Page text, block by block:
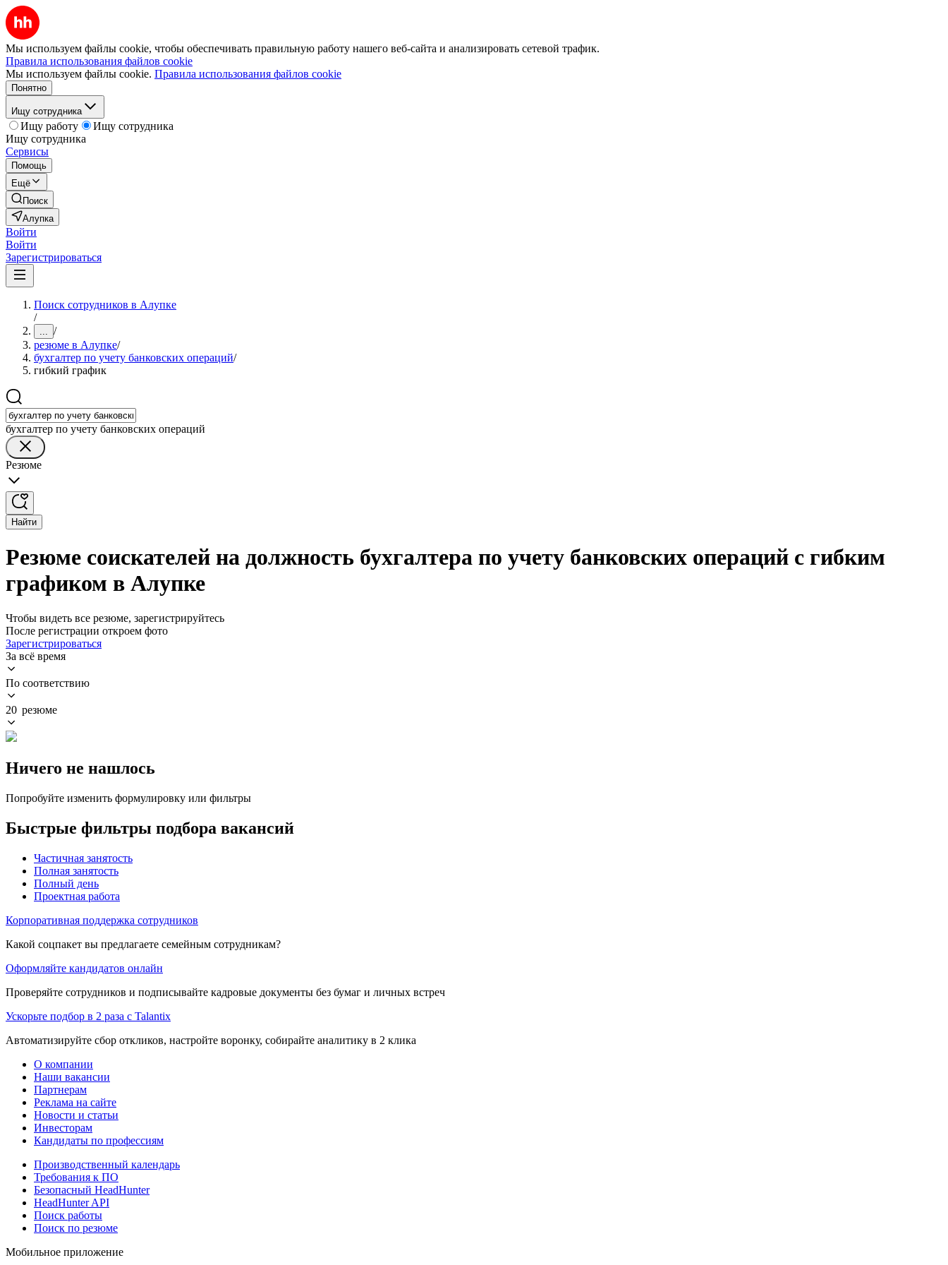
Мы используем файлы cookie, чтобы обеспечивать правильную работу нашего веб-сайта и анализировать сетевой трафик.
Правила использования файлов cookie
Мы используем файлы cookie. Правила использования файлов cookie
Понятно
Ищу сотрудника
Ищу работу
Ищу сотрудника
Ищу сотрудника
Сервисы
Помощь
Ещё
Поиск
Алупка
Войти
Войти
Зарегистрироваться
Поиск сотрудников в Алупке
/
... /
резюме в Алупке/
бухгалтер по учету банковских операций/
гибкий график
бухгалтер по учету банковских операций
Резюме
Найти
Резюме соискателей на должность бухгалтера по учету банковских операций с гибким
графиком в Алупке
Чтобы видеть все резюме, зарегистрируйтесь
После регистрации откроем фото
Зарегистрироваться
За всё время
По соответствию
20 резюме
Ничего не нашлось
Попробуйте изменить формулировку или фильтры
Быстрые фильтры подбора вакансий
Частичная занятость
Полная занятость
Полный день
Проектная работа
Корпоративная поддержка сотрудников
Какой соцпакет вы предлагаете семейным сотрудникам?
Оформляйте кандидатов онлайн
Проверяйте сотрудников и подписывайте кадровые документы без бумаг и личных встреч
Ускорьте подбор в 2 раза с Talantix
Автоматизируйте сбор откликов, настройте воронку, собирайте аналитику в 2 клика
О компании
Наши вакансии
Партнерам
Реклама на сайте
Новости и статьи
Инвесторам
Кандидаты по профессиям
Производственный календарь
Требования к ПО
Безопасный HeadHunter
HeadHunter API
Поиск работы
Поиск по резюме
Мобильное приложение